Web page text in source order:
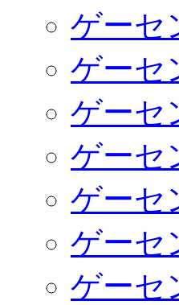
ゲーセ
ゲーセ
ゲーセ
ゲーセ
ゲーセ
ゲーセ
ゲーセ